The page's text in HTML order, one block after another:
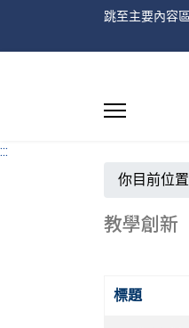
跳至主要內容
:::
你目前位
教學創新
標題